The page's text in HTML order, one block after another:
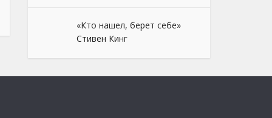
«Кто нашел, берет себе»
Стивен Кинг